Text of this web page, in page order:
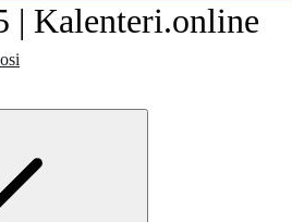
| Kalenteri.online